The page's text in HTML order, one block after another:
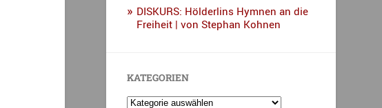
DISKURS: Hölderlins Hymnen an die
Freiheit | von Stephan Kohnen
KATEGORIEN